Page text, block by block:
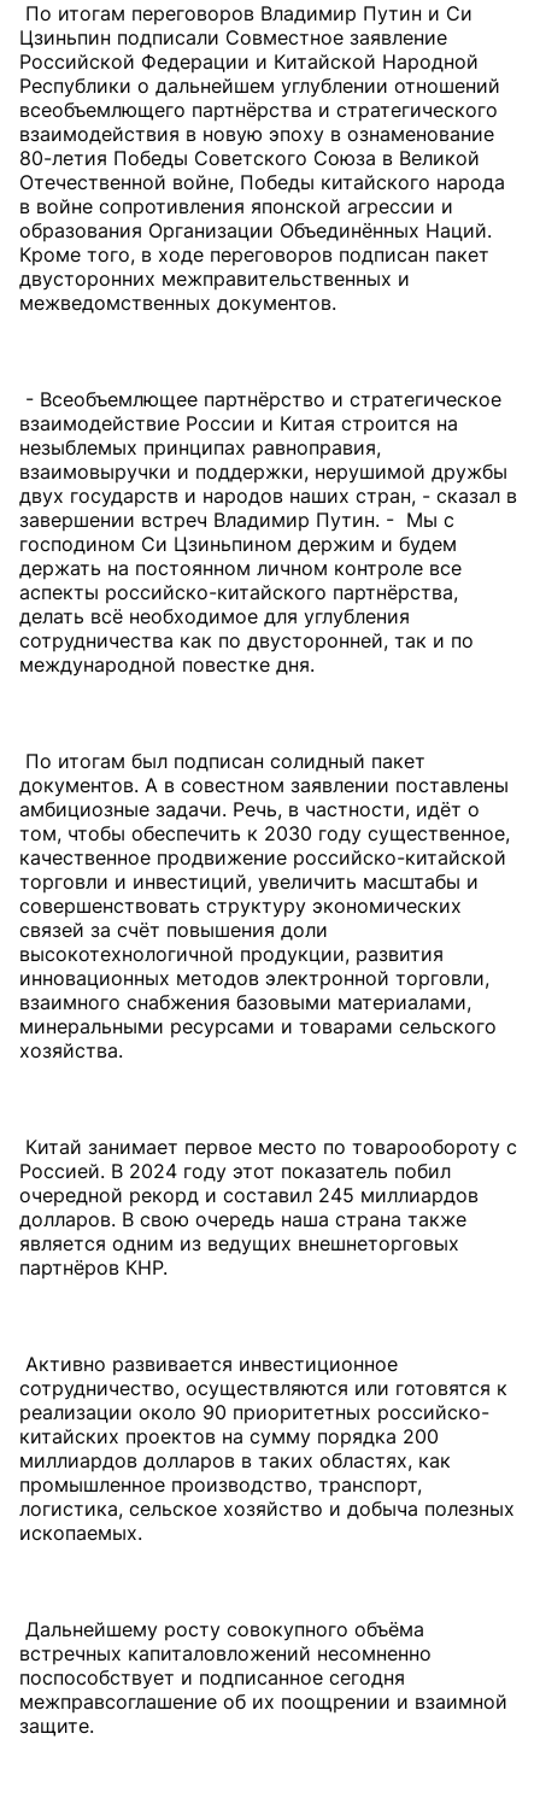
По итогам переговоров Владимир Путин и Си
Цзиньпин подписали Совместное заявление
Российской Федерации и Китайской Народной
Республики о дальнейшем углублении отношений
всеобъемлющего партнёрства и стратегического
взаимодействия в новую эпоху в ознаменование
80-летия Победы Советского Союза в Великой
Отечественной войне, Победы китайского народа
в войне сопротивления японской агрессии и
образования Организации Объединённых Наций.
Кроме того, в ходе переговоров подписан пакет
двусторонних межправительственных и
межведомственных документов.
- Всеобъемлющее партнёрство и стратегическое
взаимодействие России и Китая строится на
незыблемых принципах равноправия,
взаимовыручки и поддержки, нерушимой дружбы
двух государств и народов наших стран, - сказал в
завершении встреч Владимир Путин. - Мы с
господином Си Цзиньпином держим и будем
держать на постоянном личном контроле все
аспекты российско-китайского партнёрства,
делать всё необходимое для углубления
сотрудничества как по двусторонней, так и по
международной повестке дня.
По итогам был подписан солидный пакет
документов. А в совестном заявлении поставлены
амбициозные задачи. Речь, в частности, идёт о
том, чтобы обеспечить к 2030 году существенное,
качественное продвижение российско-китайской
торговли и инвестиций, увеличить масштабы и
совершенствовать структуру экономических
связей за счёт повышения доли
высокотехнологичной продукции, развития
инновационных методов электронной торговли,
взаимного снабжения базовыми материалами,
минеральными ресурсами и товарами сельского
хозяйства.
Китай занимает первое место по товарообороту с
Россией. В 2024 году этот показатель побил
очередной рекорд и составил 245 миллиардов
долларов. В свою очередь наша страна также
является одним из ведущих внешнеторговых
партнёров КНР.
Активно развивается инвестиционное
сотрудничество, осуществляются или готовятся к
реализации около 90 приоритетных российско-
китайских проектов на сумму порядка 200
миллиардов долларов в таких областях, как
промышленное производство, транспорт,
логистика, сельское хозяйство и добыча полезных
ископаемых.
Дальнейшему росту совокупного объёма
встречных капиталовложений несомненно
поспособствует и подписанное сегодня
межправсоглашение об их поощрении и взаимной
защите.